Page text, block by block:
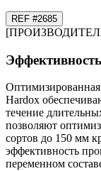
REF #2685
[
Оптимизированная
Hardox
течение
позволяют
сортов до 150 мм
эффективность
переменном